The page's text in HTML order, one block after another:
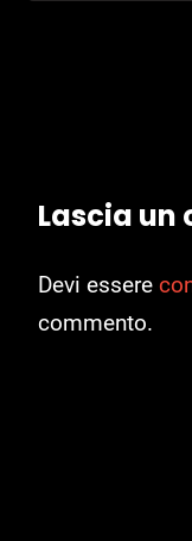
Lascia un
Devi essere
commento.